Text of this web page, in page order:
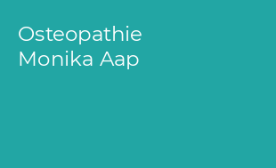
Osteopathie
Monika Aap